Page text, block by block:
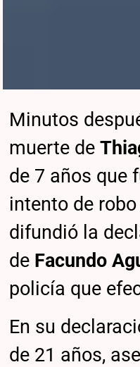
Minutos
muerte de
de 7 años que
intento de
difundió la
de Facundo
policía que
En su
de 21 años,